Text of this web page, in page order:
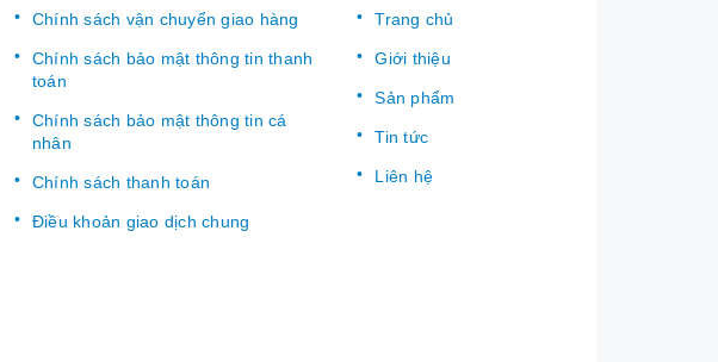
Chính sách vận chuyển giao hàng
Chính sách bảo mật thông tin thanh
toán
Chính sách bảo mật thông tin cá
nhân
Chính sách thanh toán
Điều khoản giao dịch chung
Trang chủ
Giới thiệu
Sản phẩm
Tin tức
Liên hệ